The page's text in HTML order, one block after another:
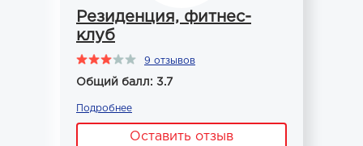
Резиденция, фитнес-
клуб
9 отзывов
Общий балл: 3.7
Подробнее
Оставить отзыв